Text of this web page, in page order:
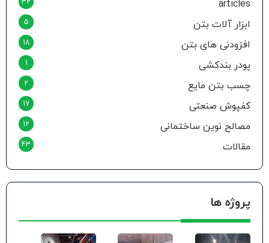
articles
ابزار آلات بتن 5
افزودنی های بتن 18
پودر بندکشی 1
چسب بتن مایع 2
کفپوش صنعتی 17
مصالح نوین ساختمانی 12
مقالات 43
پروژه ها